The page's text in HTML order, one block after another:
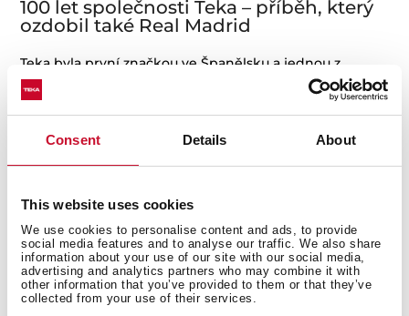
Consent Details About
This website uses cookies
We use cookies to personalise content and ads, to provide
social media features and to analyse our traffic. We also share
information about your use of our site with our social media,
advertising and analytics partners who may combine it with
other information that you’ve provided to them or that they’ve
collected from your use of their services.
100 let společnosti Teka – příběh, který
ozdobil také Real Madrid
Teka byla první značkou ve Španělsku a jednou z
prvních v Evropě, která kdy sponzorovala fotbalový tým.
V roce 1981 se objevila se na dresu Racing de
Real Madrid, což je období, během kterého klub vyhrál
15 titulů, včetně sedmého a osmého Evropského
Přítomnost Teky na dresech Realu Madrid je
připomínána jako zlatá éra ve fotbale i basketbalu. Je to
způsob, jak porozumět sportu a dívat se do
budoucnosti, neustále postupovat jako tým směrem k
dokonalosti, a nezapomínat na hodnoty, které z obou